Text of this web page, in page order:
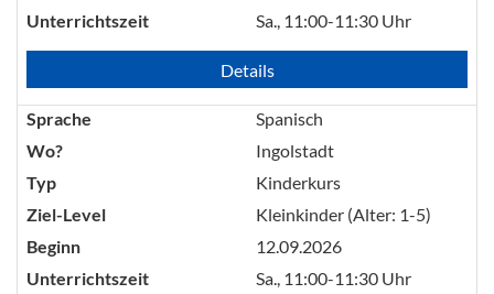
Unterrichtszeit
Sa., 11:00-11:30 Uhr
Details
Sprache
Spanisch
Wo?
Ingolstadt
Typ
Kinderkurs
Ziel-Level
Kleinkinder (Alter: 1-5)
Beginn
12.09.2026
Unterrichtszeit
Sa., 11:00-11:30 Uhr